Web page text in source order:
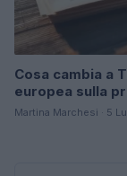
Cosa cambia a
europea sulla
Martina Marchesi · 5